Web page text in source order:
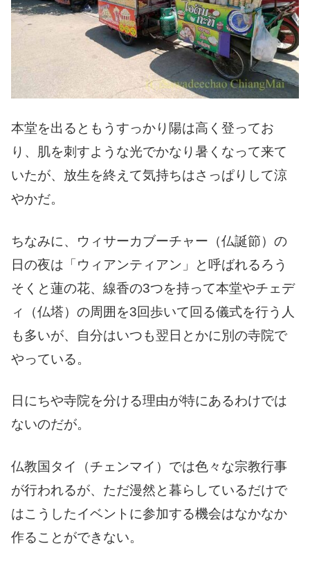
本堂を出るともうすっかり陽は高く登ってお
り、肌を刺すような光でかなり暑くなって来て
いたが、放生を終えて気持ちはさっぱりして涼
やかだ。
ちなみに、ウィサーカブーチャー（仏誕節）の
日の夜は「ウィアンティアン」と呼ばれるろう
そくと蓮の花、線香の3つを持って本堂やチェデ
ィ（仏塔）の周囲を3回歩いて回る儀式を行う人
も多いが、自分はいつも翌日とかに別の寺院で
やっている。
日にちや寺院を分ける理由が特にあるわけでは
ないのだが。
仏教国タイ（チェンマイ）では色々な宗教行事
が行われるが、ただ漫然と暮らしているだけで
はこうしたイベントに参加する機会はなかなか
作ることができない。